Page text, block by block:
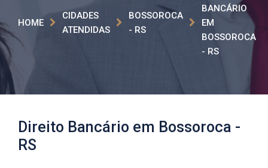
HOME
CIDADES
ATENDIDAS
BOSSOROCA​
- RS
BANCÁRIO
EM
BOSSOROCA​
- RS
Direito Bancário em Bossoroca​ -
RS